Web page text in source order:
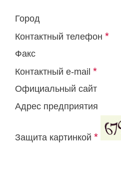
Город
Контактный телефон *
Факс
Контактный e-mail *
Официальный сайт
Адрес предприятия
Защита картинкой *